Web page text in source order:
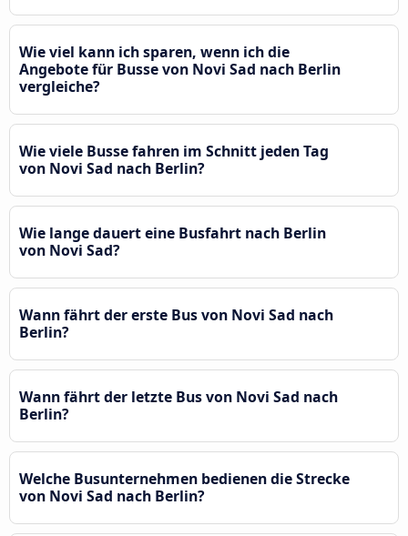
Wie viel kann ich sparen, wenn ich die
Angebote für Busse von Novi Sad nach Berlin
vergleiche?
Wie viele Busse fahren im Schnitt jeden Tag
von Novi Sad nach Berlin?
Wie lange dauert eine Busfahrt nach Berlin
von Novi Sad?
Wann fährt der erste Bus von Novi Sad nach
Berlin?
Wann fährt der letzte Bus von Novi Sad nach
Berlin?
Welche Busunternehmen bedienen die Strecke
von Novi Sad nach Berlin?